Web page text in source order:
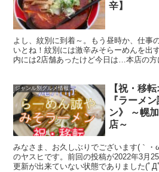
辛】
よし、紋別に到着～。もう昼時か、仕事
いとね！紋別には激辛みそらーめんを出
内には2店舗あったけど今日は…本店の
ジャンル別グルメ情報
【祝・移
『ラーメ
ン》 ～幌
店～
みなさま、お久しぶりでございます(｀・
のヤスヒです。前回の投稿が2022年3月
更新が出来ていない状態でありました(ﾟ